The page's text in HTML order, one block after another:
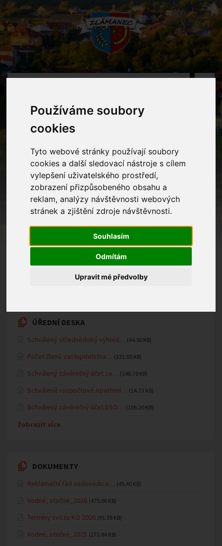
Používáme soubory
cookies
Tyto webové stránky používají soubory
cookies a další sledovací nástroje s cílem
vylepšení uživatelského prostředí,
zobrazení přizpůsobeného obsahu a
reklam, analýzy návštěvnosti webových
stránek a zjištění zdroje návštěvnosti.
Souhlasím
Odmítám
Upravit mé předvolby
Oznámení
Home Oznámení Vůně medu
Vůně medu
V ÚT 6. 5. 2025 v 9.00 hod. se děti ve třídě MŠ zúčastní
projektové výuky Přírodovědného centra Trnka -
05.05.2025 v kategoriiMateřská školka
ÚŘEDNÍ DESKA
Schválený střednědobý výhled… (44.50 KB)
Počet členů zastupitelstva… (231.00 KB)
Schválený závěrečný účet za… (148.78 KB)
Schválené rozpočtové opatření… (14.73 KB)
Schválený závěrečný účet DSO… (106.20 KB)
Zobrazit více
DOKUMENTY
Reklamační řád vodovodu a… (45.40 KB)
Vodné, stočné_2026 (475.06 KB)
Termíny svozu KO 2026 (91.38 KB)
Vodné, stočné_2025 (272.84 KB)